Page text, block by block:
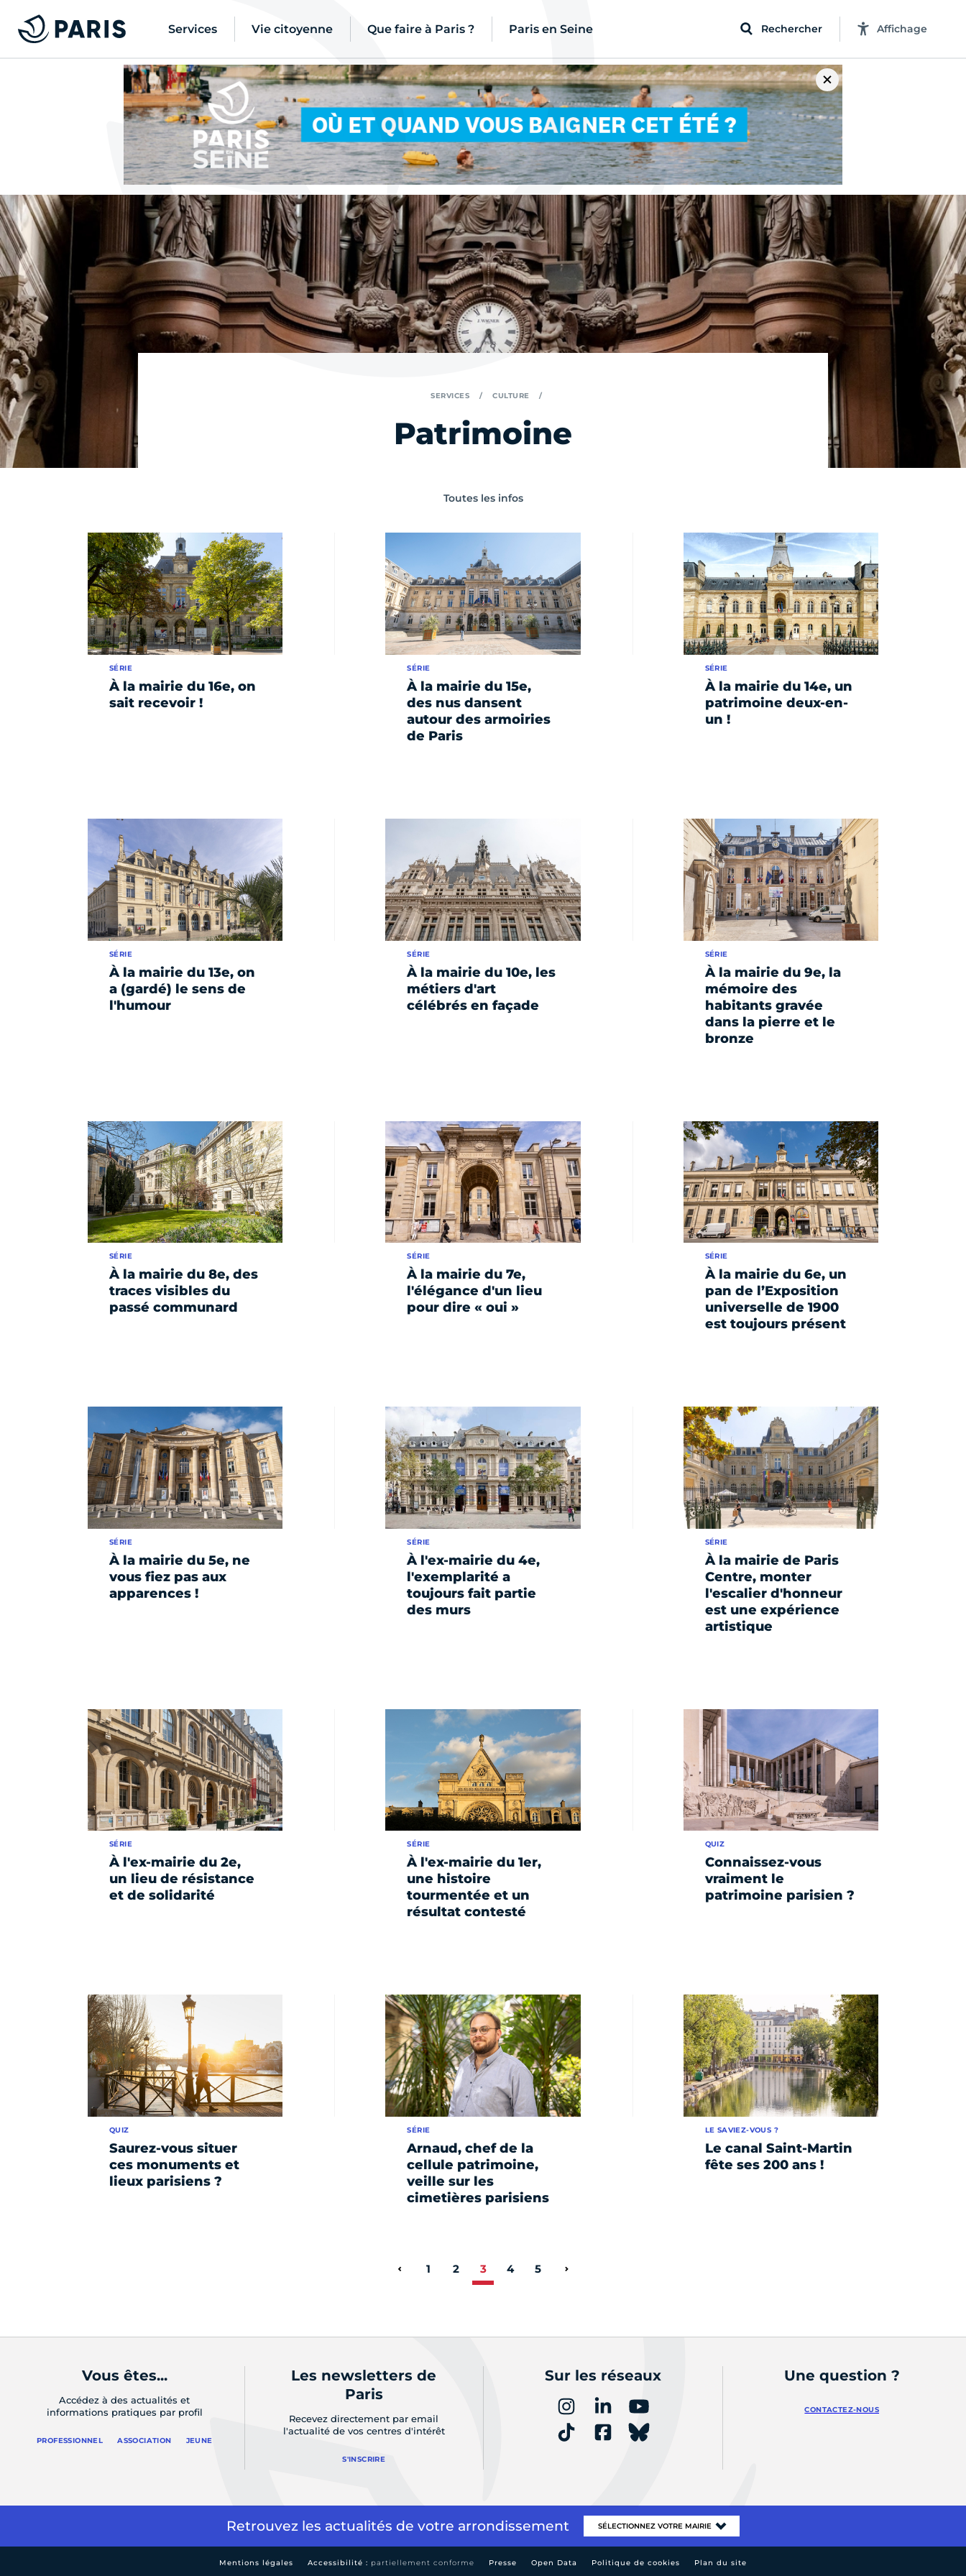
Services Vie citoyenne Que faire à Paris ? Paris en Seine Rechercher Affichage
SERVICES CULTURE
Patrimoine
Toutes les infos
À la mairie du 16e, on
sait recevoir !
SÉRIE
À la mairie du 15e,
des nus dansent
autour des armoiries
de Paris
SÉRIE
À la mairie du 14e, un
patrimoine deux-en-
un !
SÉRIE
À la mairie du 13e, on
a (gardé) le sens de
l'humour
SÉRIE
À la mairie du 10e, les
métiers d'art
célébrés en façade
SÉRIE
À la mairie du 9e, la
mémoire des
habitants gravée
dans la pierre et le
bronze
SÉRIE
À la mairie du 8e, des
traces visibles du
passé communard
SÉRIE
À la mairie du 7e,
l'élégance d'un lieu
pour dire « oui »
SÉRIE
À la mairie du 6e, un
pan de l’Exposition
universelle de 1900
est toujours présent
SÉRIE
À la mairie du 5e, ne
vous fiez pas aux
apparences !
SÉRIE
À l'ex-mairie du 4e,
l'exemplarité a
toujours fait partie
des murs
SÉRIE
À la mairie de Paris
Centre, monter
l'escalier d'honneur
est une expérience
artistique
SÉRIE
À l'ex-mairie du 2e,
un lieu de résistance
et de solidarité
SÉRIE
À l'ex-mairie du 1er,
une histoire
tourmentée et un
résultat contesté
SÉRIE
Connaissez-vous
vraiment le
patrimoine parisien ?
QUIZ
Saurez-vous situer
ces monuments et
lieux parisiens ?
QUIZ
Arnaud, chef de la
cellule patrimoine,
veille sur les
cimetières parisiens
SÉRIE
Le canal Saint-Martin
fête ses 200 ans !
LE SAVIEZ-VOUS ?
Page précédente
1 2 3 4 5 Page suivante
Vous êtes...
Accédez à des actualités et
informations pratiques par profil
PROFESSIONNEL ASSOCIATION JEUNE
Les newsletters de
Paris
Recevez directement par email
l'actualité de vos centres d'intérêt
S'INSCRIRE
Sur les réseaux Une question ?
CONTACTEZ-NOUS
Retrouvez les actualités de votre arrondissement
Mentions légales Accessibilité : partiellement conforme Presse Open Data Politique de cookies Plan du site